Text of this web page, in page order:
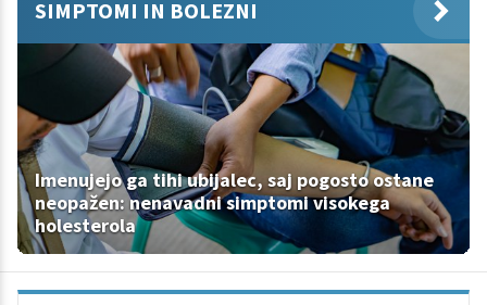
SIMPTOMI IN BOLEZNI
Imenujejo ga tihi ubijalec, saj pogosto ostane
neopažen: nenavadni simptomi visokega
holesterola